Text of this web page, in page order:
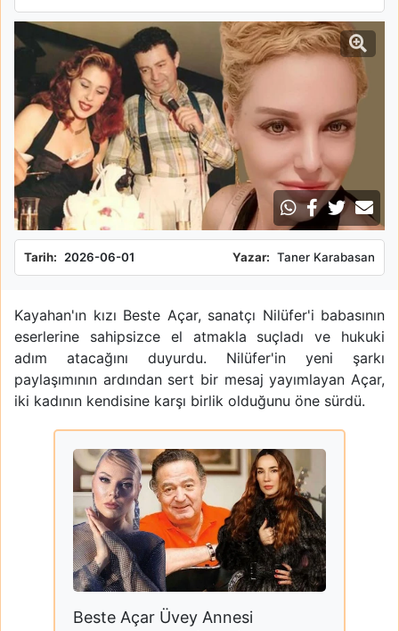
Tarih: 2026-06-01 Yazar: Taner Karabasan
Kayahan'ın kızı Beste Açar, sanatçı Nilüfer'i babasının
eserlerine sahipsizce el atmakla suçladı ve hukuki
adım atacağını duyurdu. Nilüfer'in yeni şarkı
paylaşımının ardından sert bir mesaj yayımlayan Açar,
iki kadının kendisine karşı birlik olduğunu öne sürdü.
Beste Açar Üvey Annesi